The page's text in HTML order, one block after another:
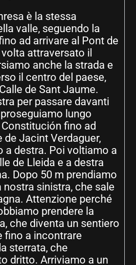
è la stessa
valle, seguendo la
ad arrivare al Pont de
attraversato il
anche la strada e
il centro del paese,
de Sant Jaume.
per passare davanti
lungo
Constitución fino ad
de Jacint Verdaguer,
a destra. Poi voltiamo a
de Lleida e a destra
Dopo 50 m prendiamo
nostra sinistra, che sale
Attenzione perché
prendere la
che diventa un sentiero
fino a incontrare
sterrata, che
dritto. Arriviamo a un